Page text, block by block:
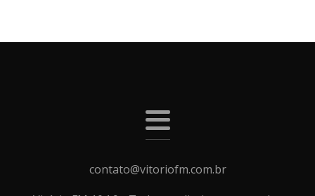
contato@vitoriofm.com.br